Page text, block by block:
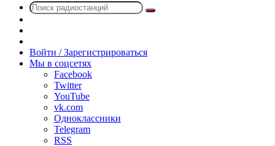
Поиск
радио
Войти / Зарегистрироваться
Мы в соцсетях
Facebook
Twitter
YouTube
vk.com
Одноклассники
Telegram
RSS